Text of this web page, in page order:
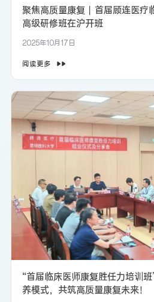
聚焦高质量康复丨首届顾连医疗
高级研修班在沪开班
2025年10月17日
阅读更多
“首届临床医师康复胜任力培训
养模式，共筑高质量康复未来！